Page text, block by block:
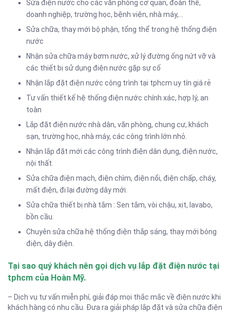
Sửa điện nước cho các văn phòng cơ quan, đoàn thể,
doanh nghiệp, trường học, bệnh viện, nhà máy,…
Sửa chữa, thay mới bộ phận, tổng thể trong hệ thống điện
nước
Nhận sửa chữa máy bơm nước, xử lý đường ống nứt vỡ và
các thiết bị sử dụng điện nước gặp sự cố
Nhận lắp đặt điện nước công trình tại tphcm uy tín giá rẻ
Tư vấn thiết kế hệ thống điện nước chính xác, hợp lý, an
toàn
Lắp đặt điện nước nhà dân, văn phòng, chung cư, khách
sạn, trường học, nhà máy, các công trình lớn nhỏ.
Nhận lắp đặt mới các công trình điện dân dụng, điện nước,
nội thất.
Sửa chữa điện mạch, điện chìm, điện nổi, điện chấp, cháy,
mất điện, đi lại đường dây mới.
Sửa chữa thiết bị nhà tắm : Sen tắm, vòi chậu, xịt, lavabo,
bồn cầu.
Chuyên sửa chữa hệ thống điện thắp sáng, thay mới bóng
điện, dây điện.
Tại sao quý khách nên gọi dịch vụ lắp đặt điện nước tại
tphcm của Hoàn Mỹ.
– Dịch vụ tư vấn miễn phí, giải đáp mọi thắc mắc về điện nước khi
khách hàng có nhu cầu. Đưa ra giải pháp lắp đặt và sửa chữa điện